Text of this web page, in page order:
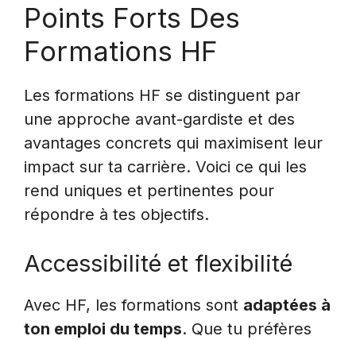
Points Forts Des
Formations HF
Les formations HF se distinguent par
une approche avant-gardiste et des
avantages concrets qui maximisent leur
impact sur ta carrière. Voici ce qui les
rend uniques et pertinentes pour
répondre à tes objectifs.
Accessibilité et flexibilité
Avec HF, les formations sont adaptées à
ton emploi du temps. Que tu préfères